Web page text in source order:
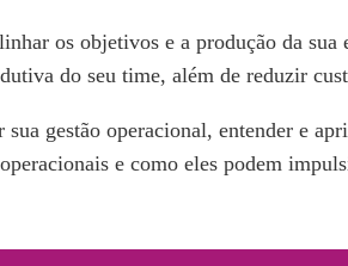
os objetivos e a produção da sua
do seu time, além de reduzir
gestão operacional, entender e
e como eles podem